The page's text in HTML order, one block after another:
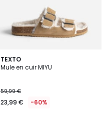
TEXTO
Mule en cuir MIYU
59,99 €
23,99 € -60%